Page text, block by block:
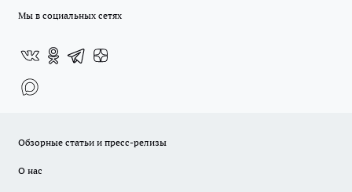
Мы в социальных сетях
Обзорные статьи и пресс-релизы
О нас